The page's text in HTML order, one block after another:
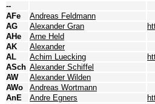
--
AFe
Andreas Feldmann
AG
Alexander Gran
AHe
Arne Held
AK
Alexander
AL
Achim Luecking
ASch Alexander Schiffel
AW
Alexander Wilden
AWo
Andreas Wortmann
AnE
Andre Egners